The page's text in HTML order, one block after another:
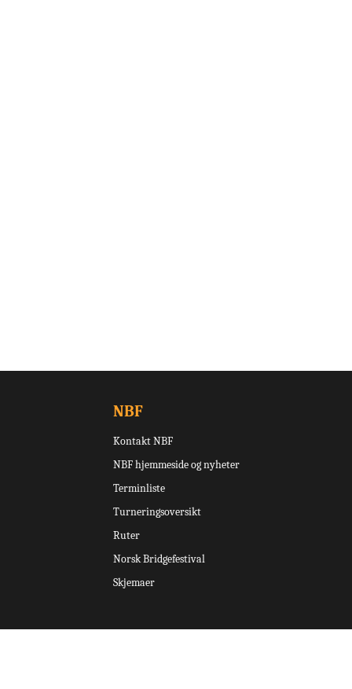
NBF
Kontakt NBF
NBF hjemmeside og nyheter
Terminliste
Turneringsoversikt
Ruter
Norsk Bridgefestival
Skjemaer